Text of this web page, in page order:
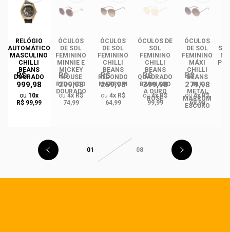
RELÓGIO
AUTOMÁTICO
MASCULINO
CHILLI
BEANS
DOURADO
R$
999,98
ou 10x
R$ 99,99
ÓCULOS
DE SOL
FEMININO
MINNIE E
MICKEY
MOUSE
REDONDO
DOURADO
R$
299,98
ou4x R$
74,99
ÓCULOS
DE SOL
FEMININO
CHILLI
BEANS
REDONDO
MARROM
R$
259,98
ou 4x R$
64,99
ÓCULOS DE
SOL
FEMININO
CHILLI
BEANS
QUADRADO
BANHADO
A OURO
ROSÉ
R$
399,98
ou4x R$
99,99
ÓCULOS
DE SOL
FEMININO
MÁXI
CHILLI
BEANS
BLK
METAL
MARROM
ESCURO
R$
279,98
ou4x R$
69,99
01 08